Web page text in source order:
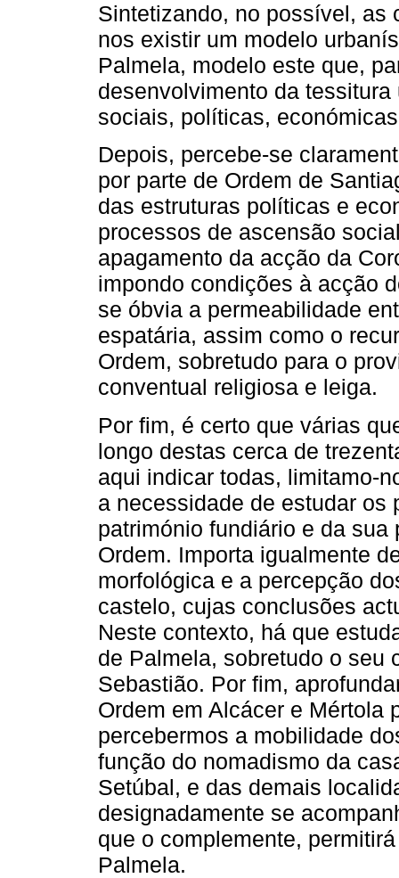
Sintetizando, no possível, as
nos existir um modelo
Palmela, modelo este que,
desenvolvimento da
sociais, políticas,
Depois, percebe-se
por parte de Ordem de
das estruturas políticas e
processos de ascensão
apagamento da acção da
impondo condições à acção
se óbvia a permeabilidade
espatária, assim como o
Ordem, sobretudo para o
conventual religiosa e leiga.
Por fim, é certo que várias
longo destas cerca de
aqui indicar todas, limitamo-
a necessidade de estudar os
património fundiário e da
Ordem. Importa igualmente
morfológica e a percepção
castelo, cujas conclusões
Neste contexto, há que
de Palmela, sobretudo o seu
Sebastião. Por fim,
Ordem em Alcácer e Mértola
percebermos a mobilidade
função do nomadismo da
Setúbal, e das demais
designadamente se
que o complemente,
Palmela.